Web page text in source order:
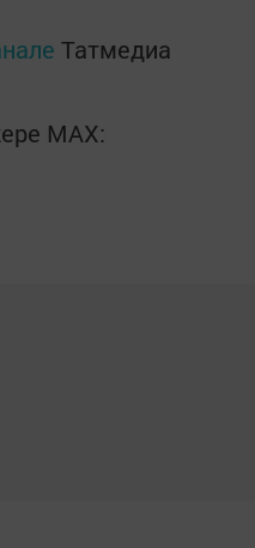
Татмедиа
MАХ: